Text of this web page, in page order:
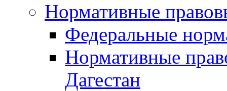
Нормативные
Федеральные
Нормативные
Дагестан